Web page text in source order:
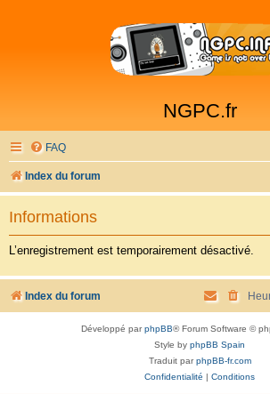
NGPC.fr
FAQ
Index du forum
Informations
L’enregistrement est temporairement désactivé.
Index du forum
Développé parphpBB® Forum Software ©
Style by phpBB Spain
Traduit parphpBB-fr.com
Confidentialité | Conditions